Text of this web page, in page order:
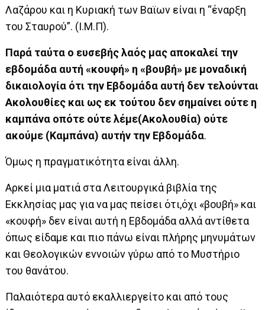
Λαζάρου και η Κυριακή των Βαϊων είναι η “έναρξη
του Σταυρού”. (Ι.Μ.Π).
Παρά ταύτα ο ευσεβής λαός μας αποκαλεί την
εβδομάδα αυτή «κουφή» η «βουβή» με μοναδική
δικαιολογία ότι την Εβδομάδα αυτή δεν τελούνται
Ακολουθίες και ως εκ τούτου δεν σημαίνει ούτε η
καμπάνα οπότε ούτε λέμε(Ακολουθία) ούτε
ακούμε (Καμπάνα) αυτήν την Εβδομάδα.
Όμως η πραγματικότητα είναι άλλη.
Αρκεί μια ματιά στα Λειτουργικά βιβλία της
Εκκλησίας μας για να μας πείσει ότι,όχι «βουβή» και
«κουφή» δεν είναι αυτή η Εβδομάδα αλλά αντίθετα
όπως είδαμε και πιο πάνω είναι πλήρης μηνυμάτων
και Θεολογικών εννοιών γύρω από το Μυστήριο
του θανάτου.
Παλαιότερα αυτό εκαλλιεργείτο και από τους